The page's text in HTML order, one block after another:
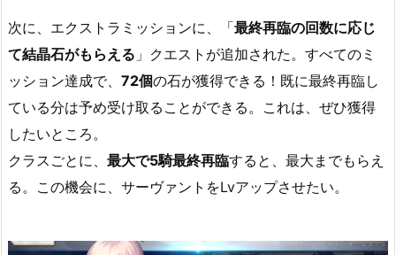
次に、エクストラミッションに、「最終再臨の回数に応じ
て結晶石がもらえる 」クエストが追加された。すべてのミ
ッション達成で、 72個の石が獲得できる！既に最終再臨し
ている分は予め受け取ることができる。これは、ぜひ獲得
したいところ。
クラスごとに、 最大で5騎最終再臨すると、最大までもらえ
る。この機会に、サーヴァントをLvアップさせたい。